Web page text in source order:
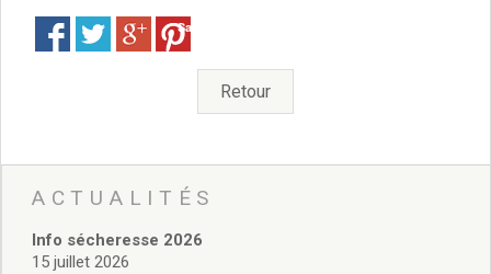
Organigramme
Pour venir nous voir
État civil/élections/formalités
Services Techniques
Affaires Scolaires
Vie associative
Cimetière/réglementation funéraire
Save
Retour
ACTUALITÉS
Info sécheresse 2026
15 juillet 2026